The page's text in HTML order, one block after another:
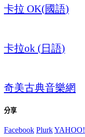
卡拉 OK(國語)
卡拉ok (日語)
奇美古典音樂網
分享
Facebook PlurkYAHOO!